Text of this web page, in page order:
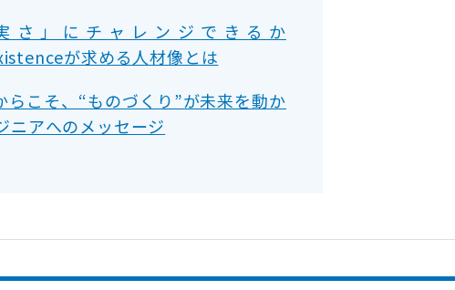
さ」にチャレンジできるか
が求める人材像とは
らこそ、“ものづくり”が未来を動か
ニアへのメッセージ